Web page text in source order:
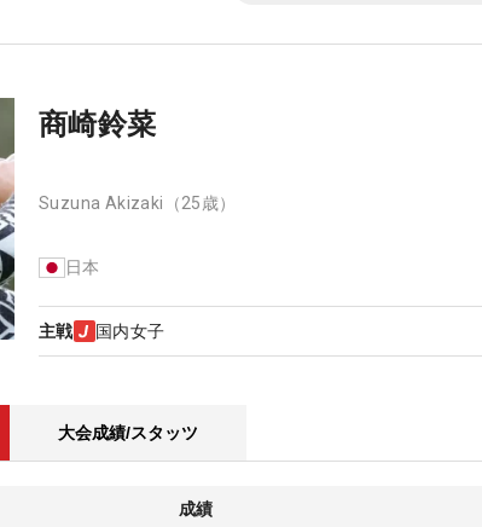
商崎鈴菜
Suzuna Akizaki （25歳）
日本
主戦 国内女子
大会成績/スタッツ
成績